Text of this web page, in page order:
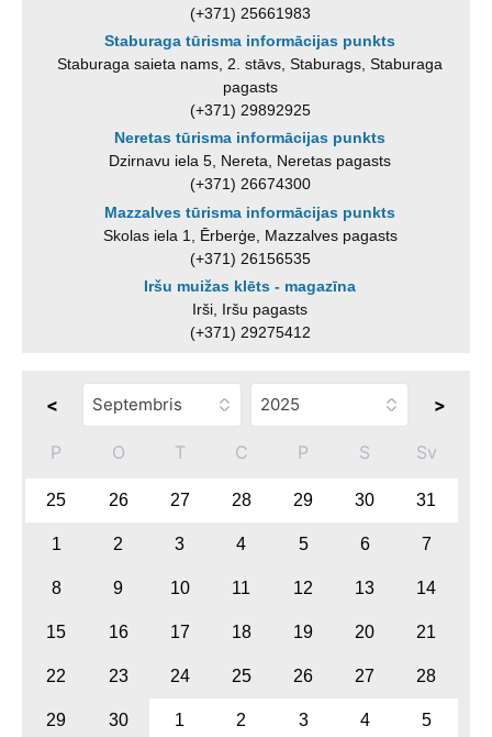
(+371) 25661983
Staburaga tūrisma informācijas punkts
Staburaga saieta nams, 2. stāvs, Staburags, Staburaga
pagasts
(+371) 29892925
Neretas tūrisma informācijas punkts
Dzirnavu iela 5, Nereta, Neretas pagasts
(+371) 26674300
Mazzalves tūrisma informācijas punkts
Skolas iela 1, Ērberģe, Mazzalves pagasts
(+371) 26156535
Iršu muižas klēts - magazīna
Irši, Iršu pagasts
(+371) 29275412
< >
P O T C P S Sv
25 26 27 28 29 30 31
1 2 3 4 5 6 7
8 9 10 11 12 13 14
15 16 17 18 19 20 21
22 23 24 25 26 27 28
29 30 1 2 3 4 5